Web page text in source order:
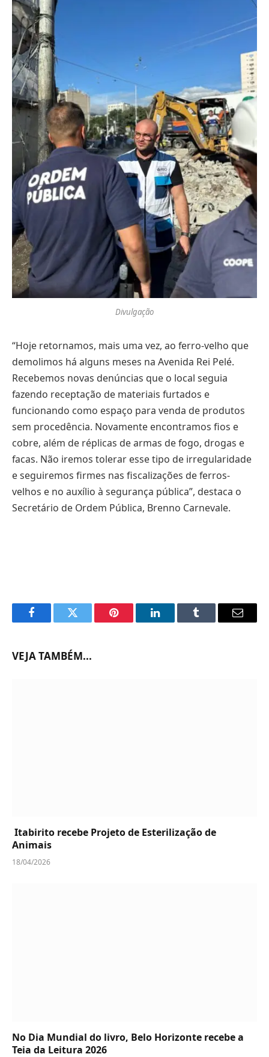
Divulgação
“Hoje retornamos, mais uma vez, ao ferro-velho que
demolimos há alguns meses na Avenida Rei Pelé.
Recebemos novas denúncias que o local seguia
fazendo receptação de materiais furtados e
funcionando como espaço para venda de produtos
sem procedência. Novamente encontramos fios e
cobre, além de réplicas de armas de fogo, drogas e
facas. Não iremos tolerar esse tipo de irregularidade
e seguiremos firmes nas fiscalizações de ferros-
velhos e no auxílio à segurança pública”, destaca o
Secretário de Ordem Pública, Brenno Carnevale.
FacebookTwitter Pinterest LinkedInTumblr Email
VEJA TAMBÉM...
Itabirito recebe Projeto de Esterilização de
Animais
18/04/2026
No Dia Mundial do livro, Belo Horizonte recebe a
Teia da Leitura 2026